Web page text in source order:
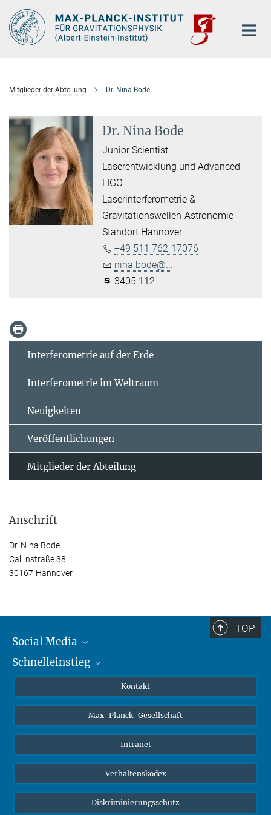
Hauptinhalt
Mitglieder der Abteilung Dr. Nina Bode
Dr. Nina Bode
Junior Scientist
Laserentwicklung und Advanced
LIGO
Laserinterferometrie &
Gravitationswellen-Astronomie
Standort Hannover
+49 511 762-17076
nina.bode@...
3405 112
Interferometrie auf der Erde
Interferometrie im Weltraum
Neuigkeiten
Veröffentlichungen
Mitglieder der Abteilung
Anschrift
Dr. Nina Bode
Callinstraße 38
30167 Hannover
TOP
Social Media
Mastodon
Schnelleinstieg
Studierende
Schüler*innen
Öffentlichkeit
Alumnae | Alumni
Kontakt
Max-Planck-Gesellschaft
Intranet
Verhaltenskodex
Diskriminierungsschutz